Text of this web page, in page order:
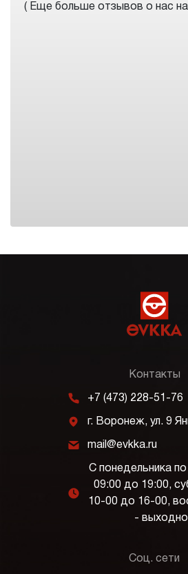
( Еще больше отзывов о нас на
Контакты
m +7 (473) 228-51-76
j г. Воронеж, ул. 9
k mail@evkka.ru
l
С понедельника по
09:00 до 19:00,
10-00 до 16-00,
-
Соц. сети